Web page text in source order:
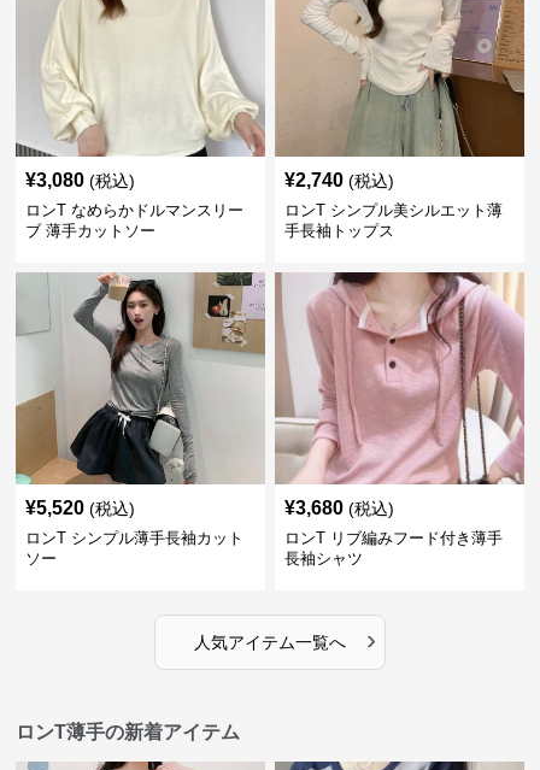
¥3,080 (税込)
ロンT なめらかドルマンスリー
ブ 薄手カットソー
¥2,740 (税込)
ロンT シンプル美シルエット薄
手長袖トップス
¥5,520 (税込)
ロンT シンプル薄手長袖カット
ソー
¥3,680 (税込)
ロンT リブ編みフード付き薄手
長袖シャツ
人気アイテム一覧へ ›
ロンT薄手の新着アイテム